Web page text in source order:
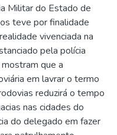
Militar do Estado de
teve por finalidade
vivenciada na
pela polícia
que a
em lavrar o termo
reduzirá o tempo
nas cidades do
do delegado em fazer